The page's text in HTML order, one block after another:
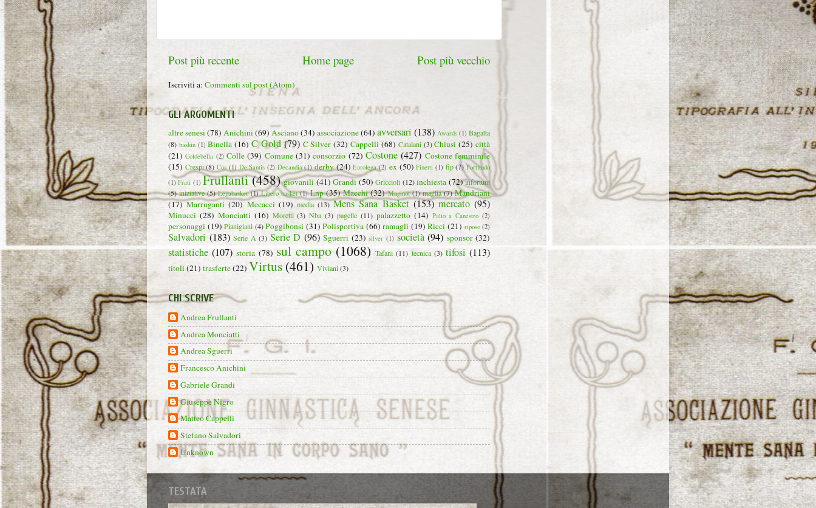
Post più recente Post più vecchio
Home page
Iscriviti a: Commenti sul post (Atom)
GLI ARGOMENTI
altre senesi(78) Anichini(69) Asciano(34) associazione(64) avversari (138) Awards (1) Bagatta
(8) baskin (1) Binella (16) C Gold (79) C Silver (32) Cappelli (68) Catalani (3) Chiusi (25) città
(21) Coldebella (2) Colle (39) Comune (31) consorzio (72) Costone (427) Costone femminile
(15) Crespi (8) Cus (1) De Santis (2) Decandia (1) derby (24) Eurolega (2) ex (50) Finetti (1) fip (7) Fortitudo
(1) Frati (1) Frullanti(458) giovanili (41) Grandi (50) Griccioli (12) inchiesta (72) infortuni
(5) iniziative (5) Legabasket (1) Libero basket (1) Lnp (35) Macchi (32) Maginot (1) maglia (7) Mandriani
(17) Marruganti (20) Mecacci (19) media (13) Mens Sana Basket (153) mercato (95)
Minucci (28) Monciatti (16) Moretti (3) Nba (3) pagelle (11) palazzetto (14) Palio a Canestro (2)
personaggi (19) Pianigiani (4) Poggibonsi (31) Polisportiva (66) ramagli (19) Ricci (21) riposo (2)
Salvadori (183) Serie A (3) Serie D (96) Sguerri (23) silver (1) società (94) sponsor (32)
statistiche (107) storia (78) sul campo (1068) Tafani (11) tecnica (3) tifosi (113)
titoli(21) trasferte(22) Virtus (461) Viviani(3)
CHI SCRIVE
Andrea Frullanti
Andrea Monciatti
Andrea Sguerri
Francesco Anichini
Gabriele Grandi
Giuseppe Nigro
Matteo Cappelli
Stefano Salvadori
Unknown
TESTATA